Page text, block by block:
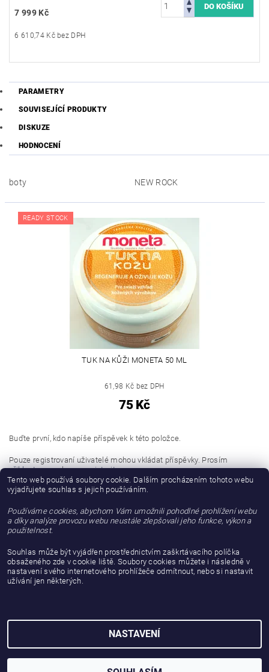
7 999 Kč
6 610,74 Kč bez DPH
PARAMETRY
SOUVISEJÍCÍ PRODUKTY
DISKUZE
HODNOCENÍ
boty NEW ROCK
READY STOCK
TUK NA KŮŽI MONETA 50 ML
61,98 Kč bez DPH
75 Kč
Buďte první, kdo napíše příspěvek k této položce.
Pouze registrovaní uživatelé mohou vkládat příspěvky. Prosím
přihlaste senebo seregistrujte.
Buďte první, kdo napíše příspěvek k této položce.
Přidat hodnocení
2026 © gattanera.com, všechna práva vyhrazena
Vytvořil Shoptet
Tento web používá soubory cookie. Dalším procházením tohoto webu
vyjadřujete souhlas s jejich používáním.
Používáme cookies, abychom Vám umožnili pohodlné prohlížení webu
a díky analýze provozu webu neustále zlepšovali jeho funkce, výkon a
použitelnost.
Souhlas může být vyjádřen prostřednictvím zaškrtávacího políčka
obsaženého zde v cookie liště. Soubory cookies můžete i následně v
nastavení svého internetového prohlížeče odmítnout, nebo si nastavit
užívání jen některých.
NASTAVENÍ